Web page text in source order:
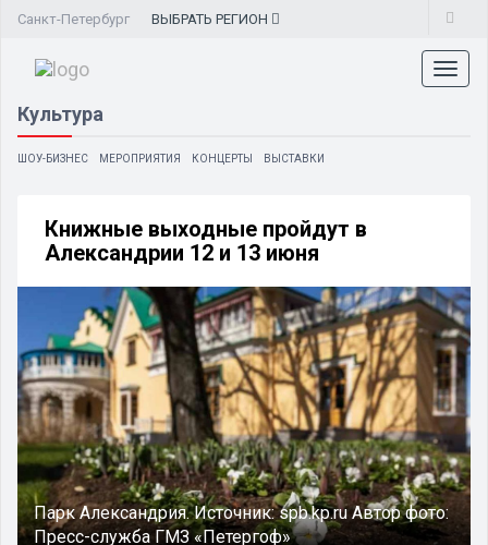
Санкт-Петербург ВЫБРАТЬ РЕГИОН
Культура
ШОУ-БИЗНЕС МЕРОПРИЯТИЯ КОНЦЕРТЫ ВЫСТАВКИ
Книжные выходные пройдут в
Александрии 12 и 13 июня
Парк Александрия.Источник:spb.kp.ruАвтор фото:
Пресс-служба ГМЗ «Петергоф»